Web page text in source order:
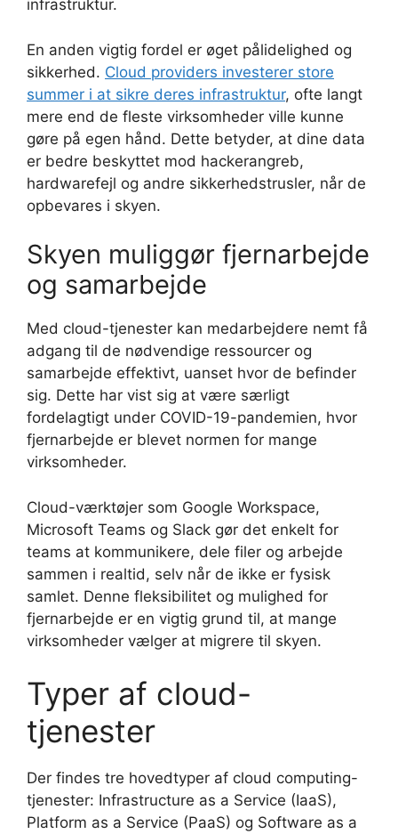
infrastruktur.
En anden vigtig fordel er øget pålidelighed og
sikkerhed. Cloud providers investerer store
summer i at sikre deres infrastruktur, ofte langt
mere end de fleste virksomheder ville kunne
gøre på egen hånd. Dette betyder, at dine data
er bedre beskyttet mod hackerangreb,
hardwarefejl og andre sikkerhedstrusler, når de
opbevares i skyen.
Skyen muliggør fjernarbejde
og samarbejde
Med cloud-tjenester kan medarbejdere nemt få
adgang til de nødvendige ressourcer og
samarbejde effektivt, uanset hvor de befinder
sig. Dette har vist sig at være særligt
fordelagtigt under COVID-19-pandemien, hvor
fjernarbejde er blevet normen for mange
virksomheder.
Cloud-værktøjer som Google Workspace,
Microsoft Teams og Slack gør det enkelt for
teams at kommunikere, dele filer og arbejde
sammen i realtid, selv når de ikke er fysisk
samlet. Denne fleksibilitet og mulighed for
fjernarbejde er en vigtig grund til, at mange
virksomheder vælger at migrere til skyen.
Typer af cloud-
tjenester
Der findes tre hovedtyper af cloud computing-
tjenester: Infrastructure as a Service (IaaS),
Platform as a Service (PaaS) og Software as a